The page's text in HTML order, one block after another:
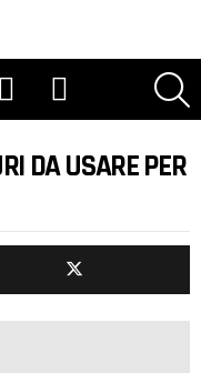
DA USARE PER